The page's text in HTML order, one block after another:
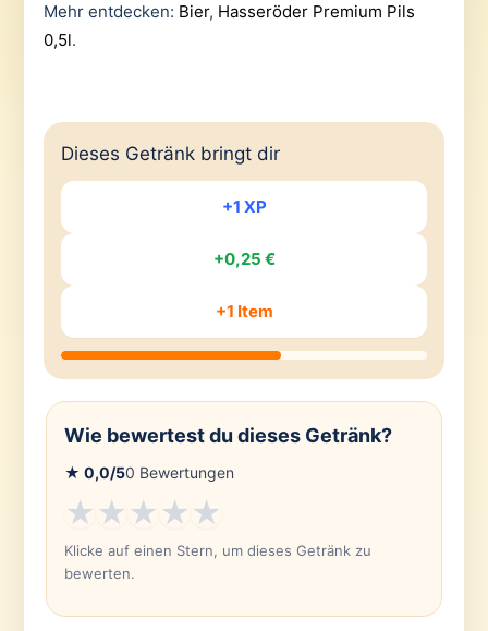
Mehr entdecken: Bier, Hasseröder Premium Pils
0,5l.
Dieses Getränk bringt dir
+1 XP
+0,25 €
+1 Item
Wie bewertest du dieses Getränk?
★ 0,0/50 Bewertungen
★★★★★
Klicke auf einen Stern, um dieses Getränk zu
bewerten.